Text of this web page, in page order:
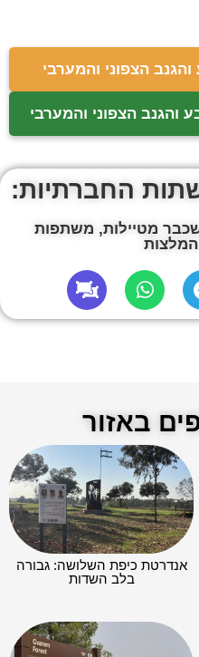
הצפוני והמערבי
והגנב הצפוני והמערבי
החברתיות:
מטיילות, משתפות
באזור
אנדרטת כיפת השלושה: גבורה
בלב השדות